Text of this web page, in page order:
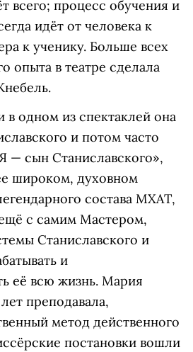
всего; процесс обучения и
идёт от человека к
к ученику. Больше всех
опыта в театре сделала
в одном из спектаклей она
и потом часто
— сын Станиславского»,
широком, духовном
состава МХАТ,
с самим Мастером,
Станиславского и
и
её всю жизнь. Мария
преподавала,
метод действенного
постановки вошли